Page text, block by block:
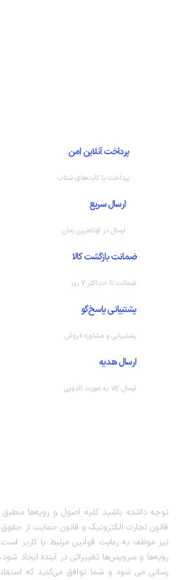
پرداخت آنلاین امن
پرداخت با کارت‌های شتاب
ارسال سریع
ارسال در کوتاه‌ترین زمان
ضمانت بازگشت کالا
ضمانت تا حداکثر ۷ روز
پشتیبانی پاسخ‌گو
پشتیبانی و مشاوره فروش
ارسال هدیه
ارسال کالا به صورت کادویی
توجه داشته باشید کلیه اصول و رویه‏‌ها منطبق
قانون تجارت الکترونیک و قانون حمایت از
نیز موظف به رعایت قوانین مرتبط با کاربر
رویه‏‌ها و سرویس‏‌ها تغییراتی در آینده ایجاد
رسانی می شود و شما توافق می‏‌کنید که